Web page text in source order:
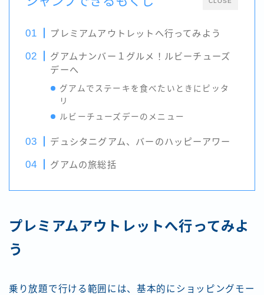
プレミアムアウトレットへ行ってみよう
グアムナンバー１グルメ！ルビーチューズ
デーへ
グアムでステーキを食べたいときにピッタ
リ
ルビーチューズデーのメニュー
デュシタニグアム、バーのハッピーアワー
グアムの旅総括
プレミアムアウトレットへ行ってみよ
う
乗り放題で行ける範囲には、基本的にショッピングモー